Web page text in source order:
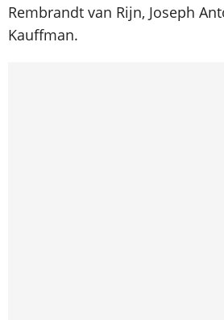
Rembrandt van Rijn, Joseph
Kauffman.